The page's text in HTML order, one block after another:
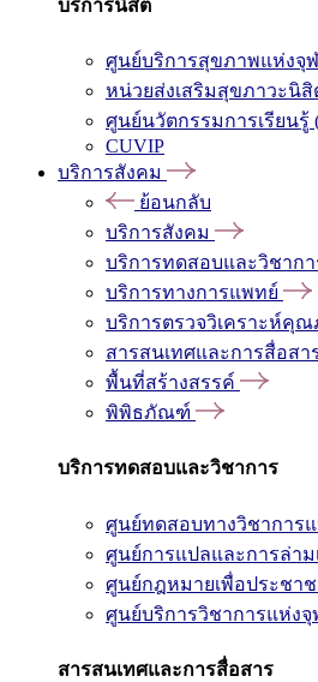
บริการนิสิต
ศูนย์บริการสุขภาพแห่งจุ
หน่วยส่งเสริมสุขภาวะนิสิ
ศูนย์นวัตกรรมการเรียนรู้
CUVIP
บริการสังคม
ย้อนกลับ
บริการสังคม
บริการทดสอบและวิชากา
บริการทางการแพทย์
บริการตรวจวิเคราะห์คุ
สารสนเทศและการสื่อสา
พื้นที่สร้างสรรค์
พิพิธภัณฑ์
บริการทดสอบและวิชาการ
ศูนย์ทดสอบทางวิชาการ
ศูนย์การแปลและการล่าม
ศูนย์กฎหมายเพื่อประชา
ศูนย์บริการวิชาการแห่ง
สารสนเทศและการสื่อสาร